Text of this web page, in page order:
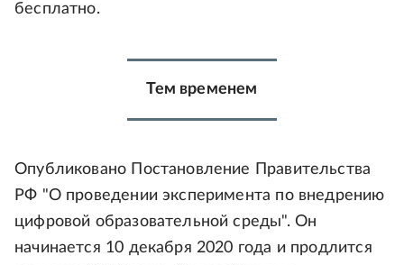
бесплатно.
Тем временем
Опубликовано Постановление Правительства
РФ "О проведении эксперимента по внедрению
цифровой образовательной среды". Он
начинается 10 декабря 2020 года и продлится